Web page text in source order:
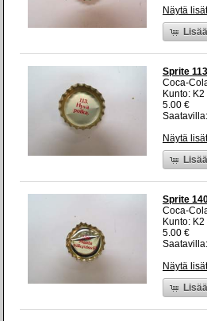
Näytä
Sprite
Coca-
Kunto:
5.00 €
Näytä
Sprite
Coca-
Kunto:
5.00 €
Näytä